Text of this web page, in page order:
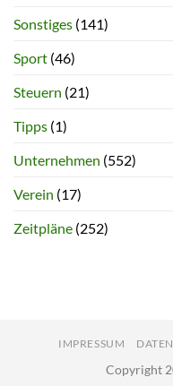
Sonstiges (141)
Sport (46)
Steuern (21)
Tipps (1)
Unternehmen (552)
Verein (17)
Zeitpläne (252)
IMPRESSUM
Copyright